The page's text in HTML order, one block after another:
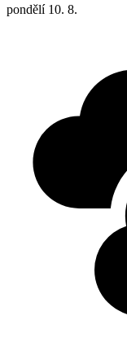
pondělí 10. 8.